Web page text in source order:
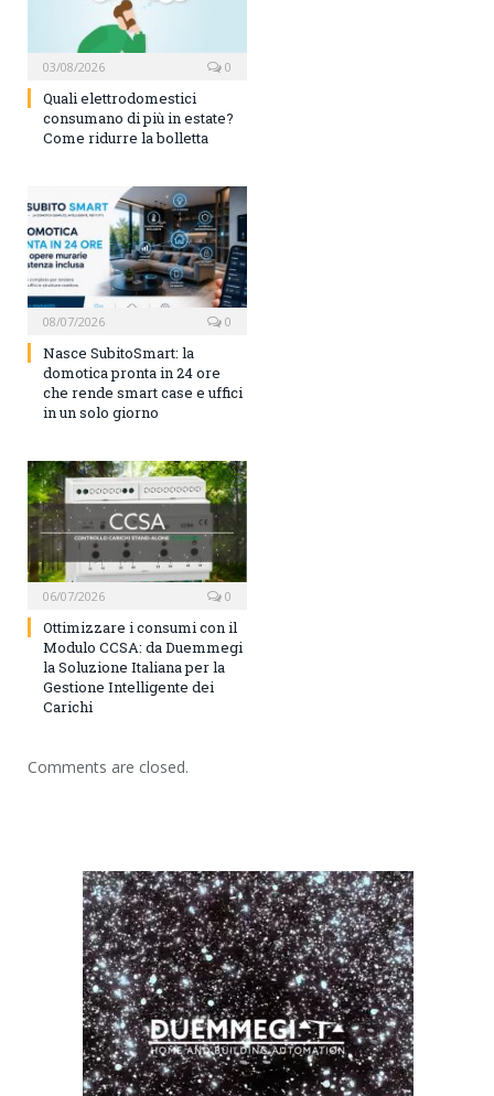
03/08/2026 0
Quali elettrodomestici
consumano di più in estate?
Come ridurre la bolletta
08/07/2026 0
Nasce SubitoSmart: la
domotica pronta in 24 ore
che rende smart case e uffici
in un solo giorno
06/07/2026 0
Ottimizzare i consumi con il
Modulo CCSA: da Duemmegi
la Soluzione Italiana per la
Gestione Intelligente dei
Carichi
Comments are closed.